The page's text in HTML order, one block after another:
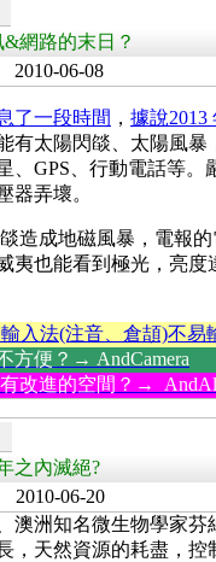
網路的末日？
2010-06-08
了一段時間 ， 據說2013
有太陽閃燄、太陽風
、GPS、行動電話等。
器弄壞。
造成地磁風暴，電報
夷也能看到極光，亮度
入法(注音、倉頡)不易
方便？→ AndCamera
改進的空間？→
之內滅絕?
2010-06-20
澳洲知名微生物學家芬
，天然資源的耗盡，控